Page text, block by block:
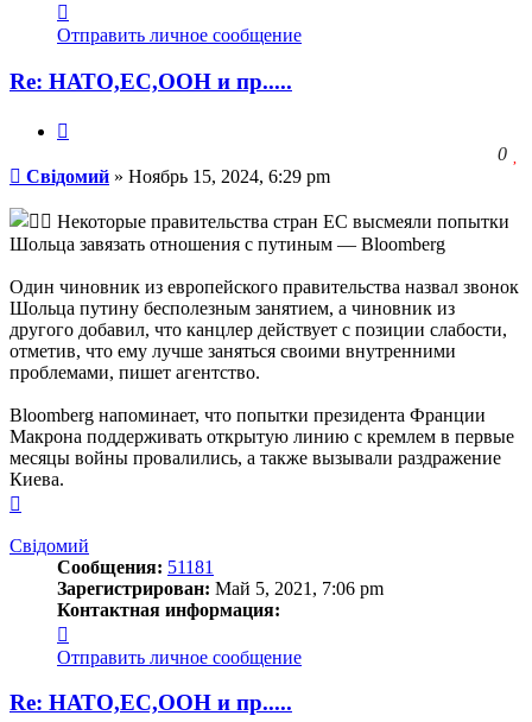
информация
пользователя
Свідомий
Отправить личное сообщение
Re: НАТО,ЕС,ООН и пр.....
0
Сообщение
Свідомий » Ноябрь 15, 2024, 6:29 pm
Некоторые правительства стран ЕС высмеяли попытки
Шольца завязать отношения с путиным — Bloomberg
Один чиновник из европейского правительства назвал звонок
Шольца путину бесполезным занятием, а чиновник из
другого добавил, что канцлер действует с позиции слабости,
отметив, что ему лучше заняться своими внутренними
проблемами, пишет агентство.
Bloomberg напоминает, что попытки президента Франции
Макрона поддерживать открытую линию с кремлем в первые
месяцы войны провалились, а также вызывали раздражение
Киева.
началу
Свідомий
Сообщения: 51181
Зарегистрирован: Май 5, 2021, 7:06 pm
Контактная информация:
информация
пользователя
Свідомий
Отправить личное сообщение
Re: НАТО,ЕС,ООН и пр.....